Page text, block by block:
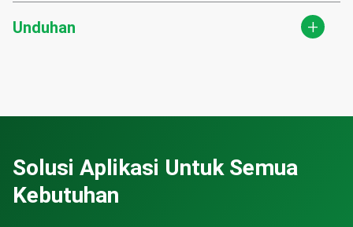
Unduhan +
Solusi Aplikasi Untuk Semua
Kebutuhan